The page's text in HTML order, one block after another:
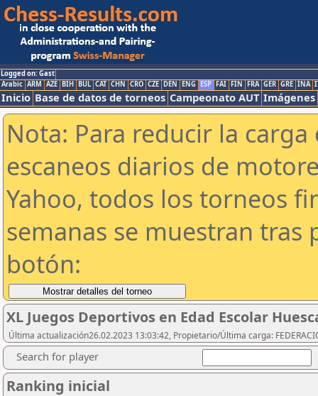
Logged on: Gast
Arabic ARM AZE BIH BUL CAT CHN CRO CZE DEN ENG ESP FAI FIN FRA GER GRE INA
Inicio Base de datos de torneos Campeonato AUT Imágenes
Nota: Para reducir la
escaneos diarios de
Yahoo, todos los torneos
semanas se muestran tras
botón:
XL Juegos Deportivos en Edad Escolar
Última actualización26.02.2023 13:03:42, Propietario/Última carga:
Search for player
Ranking inicial